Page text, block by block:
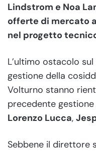
Lindstrom e Noa
offerte di mercato
nel progetto
L’ultimo ostacolo
gestione della
Volturno stanno
precedente
Lorenzo Lucca,
Sebbene il direttore